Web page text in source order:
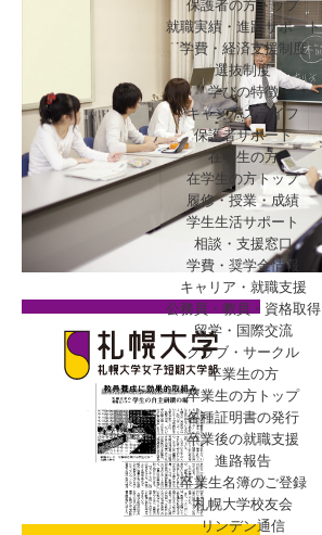
保護者の方トップ
就職実績・進路サポート
学費・経済支援制度
選抜制度
学びの特徴
キャンパスライフ
保護者サポート
在学生の方
在学生の方トップ
履修・授業・成績
学生生活サポート
相談・支援窓口
学費・奨学金情報
キャリア・就職支援
公務員・教員・資格取得
留学・国際交流
クラブ・サークル
卒業生の方
卒業生の方トップ
各種証明書の発行
卒業後の就職支援
進路報告
卒業生名簿のご登録
札幌大学校友会
リンデン通信